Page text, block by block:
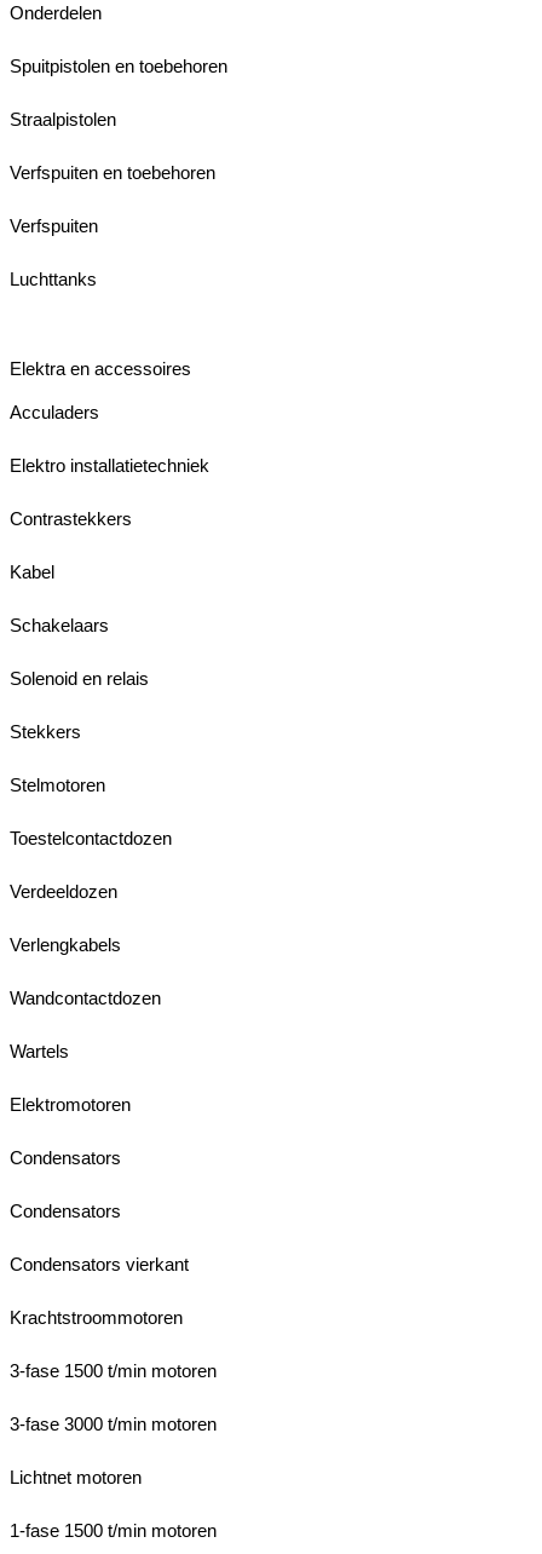
Onderdelen
Spuitpistolen en toebehoren
Straalpistolen
Verfspuiten en toebehoren
Verfspuiten
Luchttanks
Elektra en accessoires
Acculaders
Elektro installatietechniek
Contrastekkers
Kabel
Schakelaars
Solenoid en relais
Stekkers
Stelmotoren
Toestelcontactdozen
Verdeeldozen
Verlengkabels
Wandcontactdozen
Wartels
Elektromotoren
Condensators
Condensators
Condensators vierkant
Krachtstroommotoren
3-fase 1500 t/min motoren
3-fase 3000 t/min motoren
Lichtnet motoren
1-fase 1500 t/min motoren